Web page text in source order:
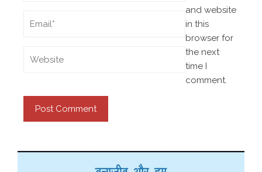
and website
in this
browser for
the next
time I
comment.